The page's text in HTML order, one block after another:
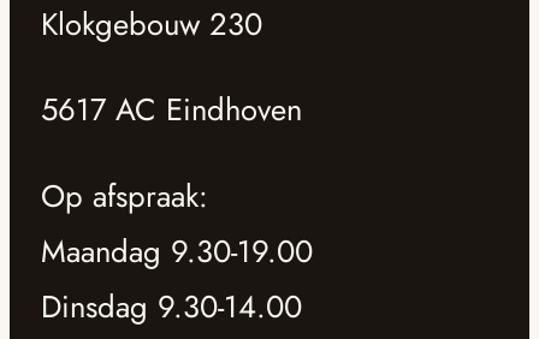
Klokgebouw 230
5617 AC Eindhoven
Op afspraak:
Maandag 9.30-19.00
Dinsdag 9.30-14.00